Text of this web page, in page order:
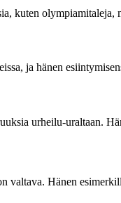
kuten
ja hänen
urheilu-uraltaan.
Hänen